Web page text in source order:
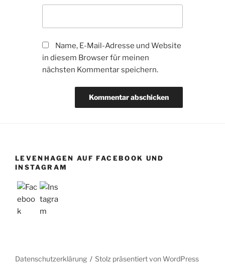
Name, E-Mail-Adresse und Website
in diesem Browser für meinen
nächsten Kommentar speichern.
LEVENHAGEN AUF FACEBOOK UND
INSTAGRAM
Datenschutzerklärung Stolz präsentiert von WordPress